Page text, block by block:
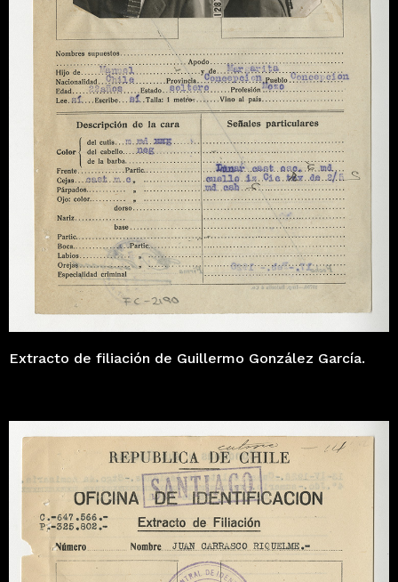
Extracto de filiación de Guillermo González García.